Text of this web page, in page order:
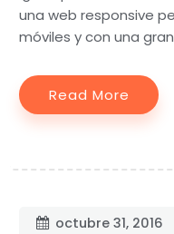
una web responsive
móviles y con una
Read More
octubre 31, 2016